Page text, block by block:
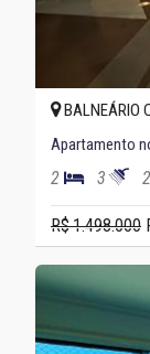
BALNEÁRIO
Apartamento
2 3 2
R$ 1.498.000